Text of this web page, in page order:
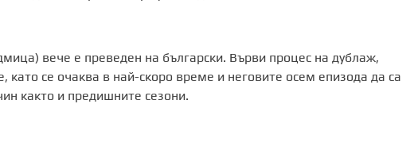
вече е преведен на български. Върви процес на дублаж,
като се очаква в най-скоро време и неговите осем епизода да са
както и предишните сезони.